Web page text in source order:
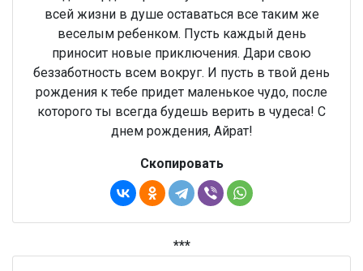
всей жизни в душе оставаться все таким же
веселым ребенком. Пусть каждый день
приносит новые приключения. Дари свою
беззаботность всем вокруг. И пусть в твой день
рождения к тебе придет маленькое чудо, после
которого ты всегда будешь верить в чудеса! С
днем рождения, Айрат!
Скопировать
***